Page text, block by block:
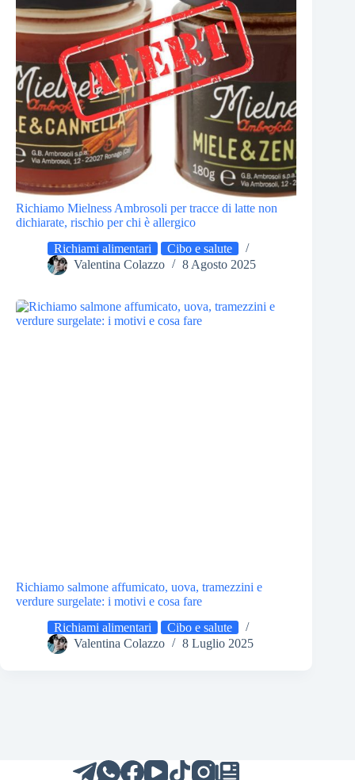
Richiamo Mielness Ambrosoli per tracce di latte non
dichiarate, rischio per chi è allergico
Richiami alimentari
Cibo e salute
Valentina Colazzo
8 Agosto 2025
Richiamo salmone affumicato, uova, tramezzini e
verdure surgelate: i motivi e cosa fare
Richiami alimentari
Cibo e salute
Valentina Colazzo
8 Luglio 2025